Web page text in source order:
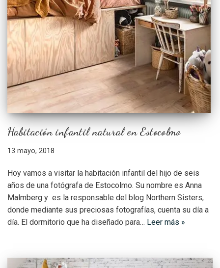
Habitación infantil natural en Estocolmo
13 mayo, 2018
Hoy vamos a visitar la habitación infantil del hijo de seis
años de una fotógrafa de Estocolmo. Su nombre es Anna
Malmberg y es la responsable del blog Northern Sisters,
donde mediante sus preciosas fotografías, cuenta su día a
día. El dormitorio que ha diseñado para… Leer más »